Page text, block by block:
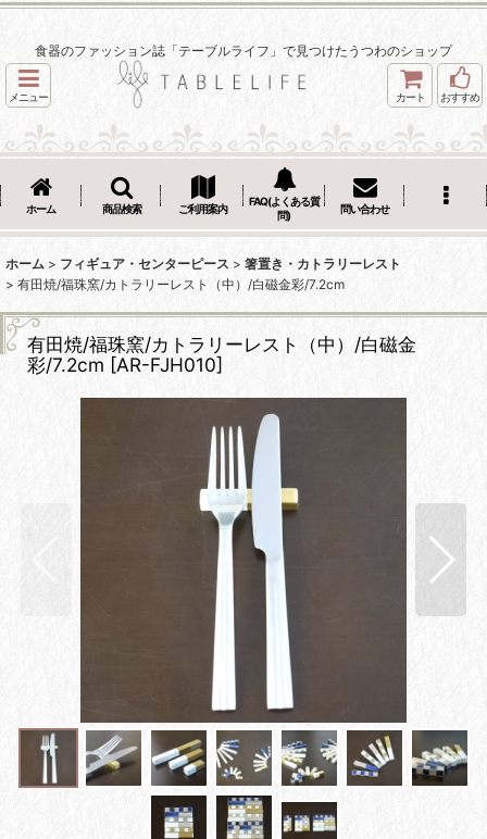
食器のファッション誌「テーブルライフ」で見つけたうつわのショップ
メニュー カート おすすめ
ホーム 商品検索 ご利用案内
FAQ(よくある質
問)
問い合わせ
ホーム > フィギュア・センターピース > 箸置き・カトラリーレスト
> 有田焼/福珠窯/カトラリーレスト（中）/白磁金彩/7.2cm
有田焼/福珠窯/カトラリーレスト（中）/白磁金
彩/7.2cm [AR-FJH010]